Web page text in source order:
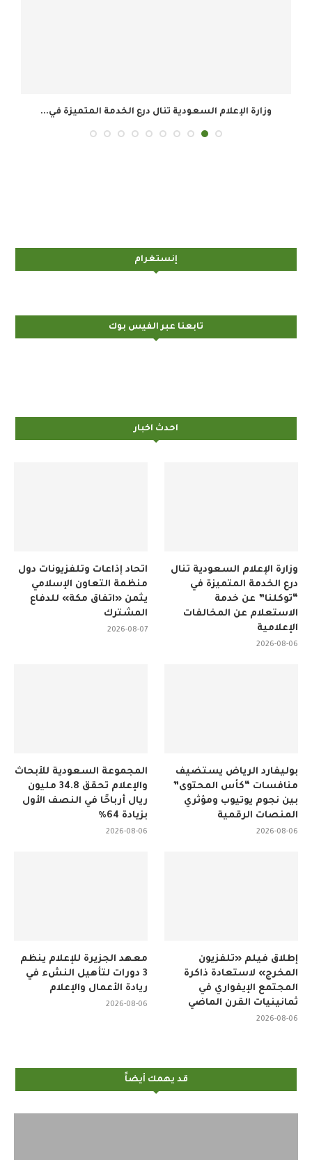
وزارة الإعلام السعودية تنال درع الخدمة المتميزة في...
إنستغرام
تابعنا عبر الفيس بوك
احدث اخبار
اتحاد إذاعات وتلفزيونات دول
منظمة التعاون الإسلامي
يثمن «اتفاق مكة» للدفاع
المشترك
2026-08-07
وزارة الإعلام السعودية تنال
درع الخدمة المتميزة في
“توكلنا” عن خدمة
الاستعلام عن المخالفات
الإعلامية
2026-08-06
المجموعة السعودية للأبحاث
والإعلام تحقق 34.8 مليون
ريال أرباحًا في النصف الأول
بزيادة 64%
2026-08-06
بوليفارد الرياض يستضيف
منافسات “كأس المحتوى”
بين نجوم يوتيوب ومؤثري
المنصات الرقمية
2026-08-06
معهد الجزيرة للإعلام ينظم
3 دورات لتأهيل النشء في
ريادة الأعمال والإعلام
2026-08-06
إطلاق فيلم «تلفزيون
المخرج» لاستعادة ذاكرة
المجتمع الإيفواري في
ثمانينيات القرن الماضي
2026-08-06
قد يهمك أيضاً